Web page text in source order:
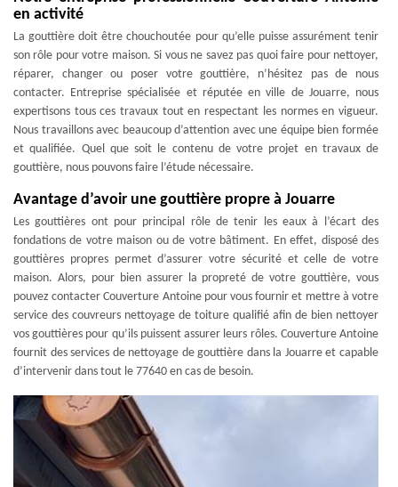
en activité
La gouttière doit être chouchoutée pour qu’elle puisse assurément tenir
son rôle pour votre maison. Si vous ne savez pas quoi faire pour nettoyer,
réparer, changer ou poser votre gouttière, n’hésitez pas de nous
contacter. Entreprise spécialisée et réputée en ville de Jouarre, nous
expertisons tous ces travaux tout en respectant les normes en vigueur.
Nous travaillons avec beaucoup d’attention avec une équipe bien formée
et qualifiée. Quel que soit le contenu de votre projet en travaux de
gouttière, nous pouvons faire l’étude nécessaire.
Avantage d’avoir une gouttière propre à Jouarre
Les gouttières ont pour principal rôle de tenir les eaux à l’écart des
fondations de votre maison ou de votre bâtiment. En effet, disposé des
gouttières propres permet d’assurer votre sécurité et celle de votre
maison. Alors, pour bien assurer la propreté de votre gouttière, vous
pouvez contacter Couverture Antoine pour vous fournir et mettre à votre
service des couvreurs nettoyage de toiture qualifié afin de bien nettoyer
vos gouttières pour qu’ils puissent assurer leurs rôles. Couverture Antoine
fournit des services de nettoyage de gouttière dans la Jouarre et capable
d’intervenir dans tout le 77640 en cas de besoin.